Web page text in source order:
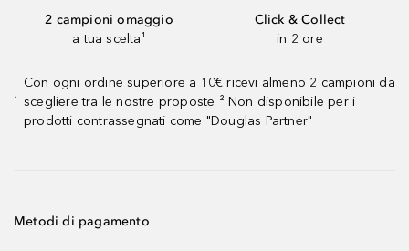
2 campioni omaggio
a tua scelta¹
Click & Collect
in 2 ore
¹
Con ogni ordine superiore a 10€ ricevi almeno 2 campioni da
scegliere tra le nostre proposte ² Non disponibile per i
prodotti contrassegnati come "Douglas Partner"
Metodi di pagamento